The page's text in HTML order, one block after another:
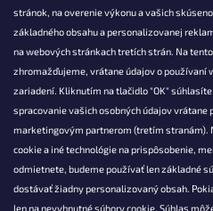
stránok, na overenie výkonu a vašich
základného obsahu a personalizovanej
na webových stránkach tretích strán. Na
zhromažďujeme, vrátane údajov o používaní
zariadení. Kliknutím na tlačidlo "OK"
spracovanie vašich osobných údajov vrátane
marketingovým partnerom (tretím stranám).
cookie a iné technológie na prispôsobenie,
odmietnete, budeme používať len základné
dostávať žiadny personalizovaný obsah.
len na nevyhnutné súbory cookie. Súhlas
KONTAKT
info@falanzo.sk
Falanzo.sk
FalanzoSK